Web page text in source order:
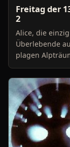
Freitag der
2
Alice, die einzig
Überlebende
plagen
das am Camp
Lake
wieder vor
treiben. Es ist
bereits